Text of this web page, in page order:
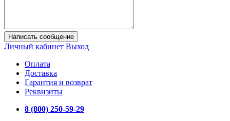
Написать сообщение
Личный кабинет Выход
Оплата
Доставка
Гарантия и возврат
Реквизиты
8 (800) 250-59-29